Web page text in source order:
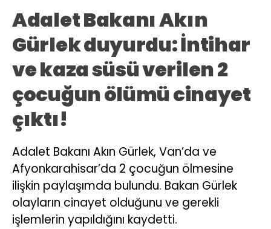
Adalet Bakanı Akın
Gürlek duyurdu: İntihar
ve kaza süsü verilen 2
çocuğun ölümü cinayet
çıktı!
Adalet Bakanı Akın Gürlek, Van’da ve
Afyonkarahisar’da 2 çocuğun ölmesine
ilişkin paylaşımda bulundu. Bakan Gürlek
olayların cinayet olduğunu ve gerekli
işlemlerin yapıldığını kaydetti.